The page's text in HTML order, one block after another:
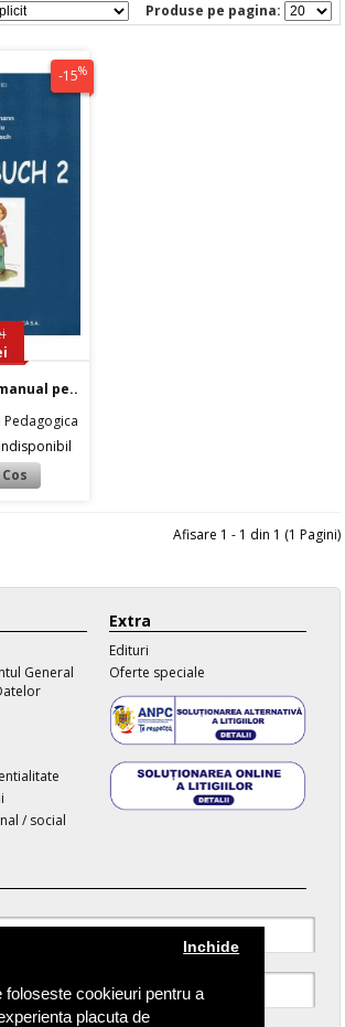
foloseste cookieuri pentru a
placuta de
Inchide
Produse pe pagina:
-15%
pe..
Pedagogica
Afisare 1 - 1 din 1 (1 Pagini)
General
/ social
Extra
Edituri
Oferte speciale